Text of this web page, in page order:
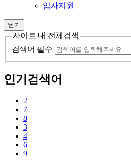
입사지원
닫기
사이트 내 전체검색
검색어 필수
인기검색어
2
7
8
3
4
6
9